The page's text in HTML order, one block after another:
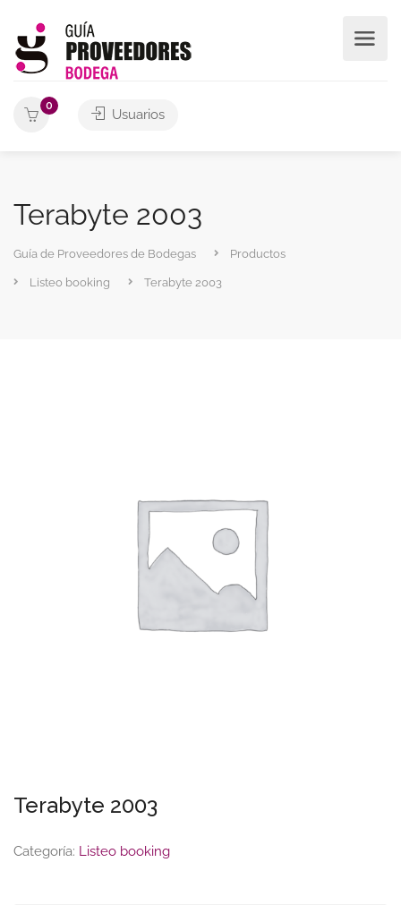
0
Usuarios
Terabyte 2003
Guía de Proveedores de Bodegas Productos
Listeo booking Terabyte 2003
Terabyte 2003
Categoría: Listeo booking